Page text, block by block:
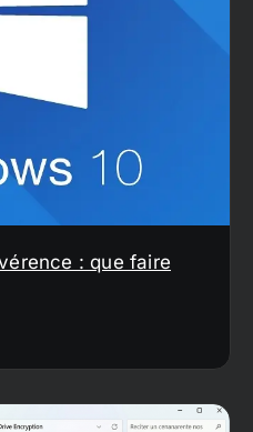
: que faire